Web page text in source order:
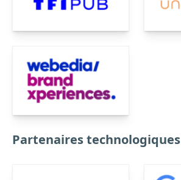
Partenaires technologiques